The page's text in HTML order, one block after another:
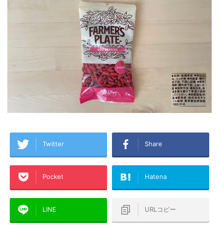
Twitter Share
Pocket Hatena
LINE URLコピー